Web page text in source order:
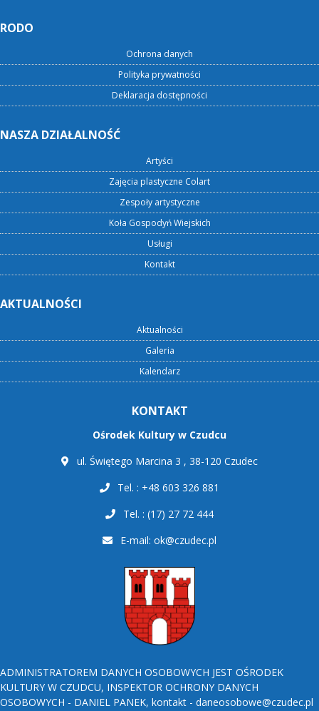
RODO
Ochrona danych
Polityka prywatności
Deklaracja dostępności
NASZA DZIAŁALNOŚĆ
Artyści
Zajęcia plastyczne Colart
Zespoły artystyczne
Koła Gospodyń Wiejskich
Usługi
Kontakt
AKTUALNOŚCI
Aktualności
Galeria
Kalendarz
KONTAKT
Ośrodek Kultury w Czudcu
ul. Świętego Marcina 3 , 38-120 Czudec
Tel. : +48 603 326 881
Tel. : (17) 27 72 444
E-mail: ok@czudec.pl
ADMINISTRATOREM DANYCH OSOBOWYCH JEST OŚRODEK
KULTURY W CZUDCU, INSPEKTOR OCHRONY DANYCH
OSOBOWYCH - DANIEL PANEK, kontakt - daneosobowe@czudec.pl